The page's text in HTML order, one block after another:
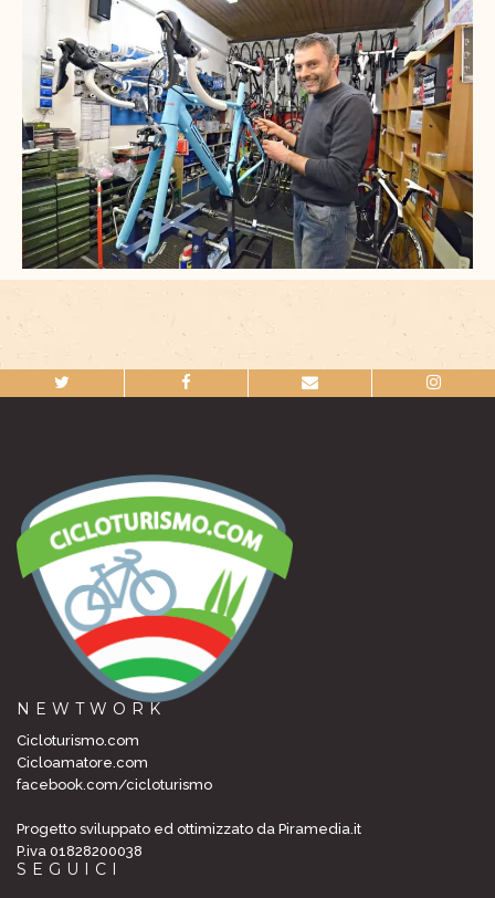
NEWTWORK
Cicloturismo.com
Cicloamatore.com
facebook.com/cicloturismo
Progetto sviluppato ed ottimizzato da Piramedia.it
P.iva 01828200038
SEGUICI